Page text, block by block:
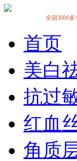
全国3000
首页
美白
抗过
红血
角质